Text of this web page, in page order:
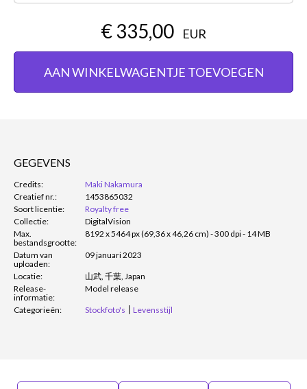
€ 335,00 EUR
AAN WINKELWAGENTJE TOEVOEGEN
GEGEVENS
Credits:
Maki Nakamura
Creatief nr.:
1453865032
Soort licentie:
Royalty free
Collectie:
DigitalVision
Max.
bestandsgrootte:
8192 x 5464 px (69,36 x 46,26 cm) - 300 dpi - 14 MB
Datum van
uploaden:
09 januari 2023
Locatie:
山武, 千葉, Japan
Release-
informatie:
Model release
Categorieën: Stockfoto's Levensstijl